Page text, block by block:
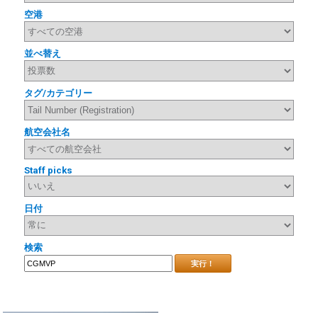
空港
並べ替え
タグ/カテゴリー
航空会社名
Staff picks
日付
検索
実行！